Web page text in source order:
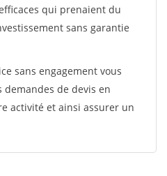
qui prenaient du
sans garantie
sans engagement vous
de devis en
activité et ainsi assurer un